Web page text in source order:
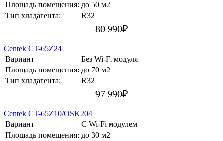
Площадь помещения: до 50 м2
Тип хладагента:
R32
80 990₽
Centek CT-65Z24
Вариант
Без Wi-Fi модуля
Площадь помещения: до 70 м2
Тип хладагента:
R32
97 990₽
Centek CT-65Z10/OSK204
Вариант
С Wi-Fi модулем
Площадь помещения: до 30 м2